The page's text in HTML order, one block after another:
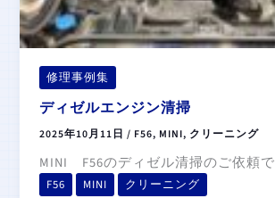
修理事例集
ディゼルエンジン清掃
2025年10月11日/ F56, MINI, クリーニング
MINI F56のディゼル清掃のご依頼で
F56 MINI クリーニング